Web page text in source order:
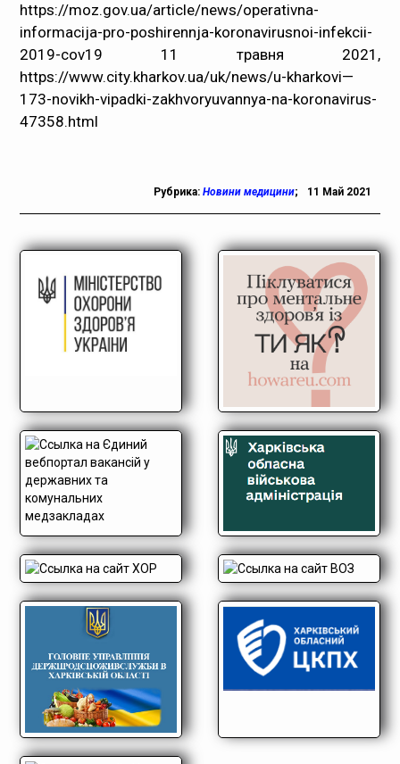
https://moz.gov.ua/article/news/operativna-
informacija-pro-poshirennja-koronavirusnoi-infekcii-
2019-cov19 11 травня 2021,
https://www.city.kharkov.ua/uk/news/u-kharkovi—
173-novikh-vipadki-zakhvoryuvannya-na-koronavirus-
47358.html
Рубрика: Новини медицини; 11 Май 2021